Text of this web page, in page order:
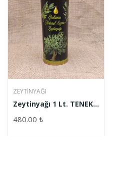
ZEYTINYAĞI
Zeytinyağı 1 Lt. TENEKE
480.00 ₺